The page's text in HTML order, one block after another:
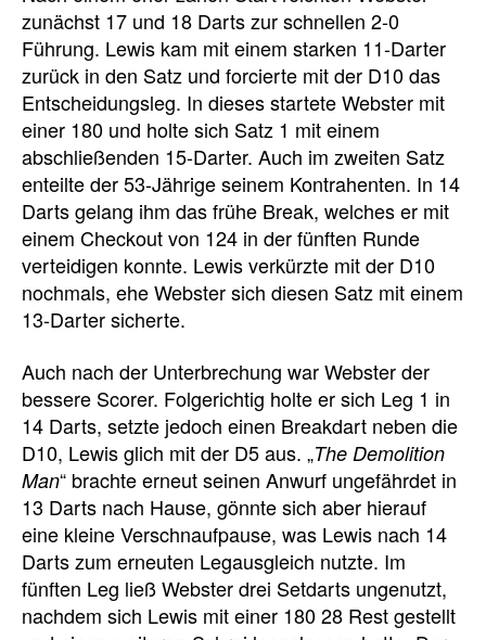
zunächst 17 und 18 Darts zur schnellen 2-0
Führung. Lewis kam mit einem starken 11-Darter
zurück in den Satz und forcierte mit der D10 das
Entscheidungsleg. In dieses startete Webster mit
einer 180 und holte sich Satz 1 mit einem
abschließenden 15-Darter. Auch im zweiten Satz
enteilte der 53-Jährige seinem Kontrahenten. In 14
Darts gelang ihm das frühe Break, welches er mit
einem Checkout von 124 in der fünften Runde
verteidigen konnte. Lewis verkürzte mit der D10
nochmals, ehe Webster sich diesen Satz mit einem
13-Darter sicherte.
Auch nach der Unterbrechung war Webster der
bessere Scorer. Folgerichtig holte er sich Leg 1 in
14 Darts, setzte jedoch einen Breakdart neben die
D10, Lewis glich mit der D5 aus. „The Demolition
Man“ brachte erneut seinen Anwurf ungefährdet in
13 Darts nach Hause, gönnte sich aber hierauf
eine kleine Verschnaufpause, was Lewis nach 14
Darts zum erneuten Legausgleich nutzte. Im
fünften Leg ließ Webster drei Setdarts ungenutzt,
nachdem sich Lewis mit einer 180 28 Rest gestellt